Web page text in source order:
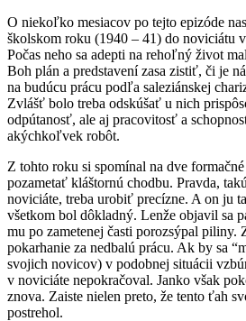
O niekoľko mesiacov po tejto epizóde
školskom roku (1940 – 41) do noviciátu
Počas neho sa adepti na rehoľný život
Boh plán a predstavení zasa zistiť, či je
na budúcu prácu podľa saleziánskej
Zvlášť bolo treba odskúšať u nich
odpútanosť, ale aj pracovitosť a
akýchkoľvek robôt.
Z tohto roku si spomínal na dve
pozametať kláštornú chodbu. Pravda,
noviciáte, treba urobiť precízne. A on ju
všetkom bol dôkladný. Lenže objavil sa
mu po zametenej časti porozsýpal piliny.
pokarhanie za nedbalú prácu. Ak by sa
svojich novicov) v podobnej situácii
v noviciáte nepokračoval. Janko však
znova. Zaiste nielen preto, že tento ťah
postrehol.